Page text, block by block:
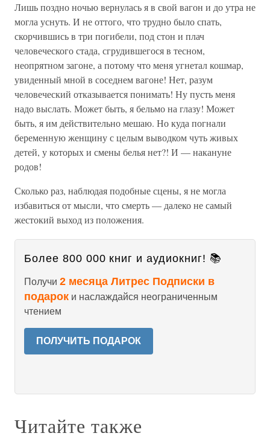
Лишь поздно ночью вернулась я в свой вагон и до утра не
могла уснуть. И не оттого, что трудно было спать,
скорчившись в три погибели, под стон и плач
человеческого стада, сгрудившегося в тесном,
неопрятном загоне, а потому что меня угнетал кошмар,
увиденный мной в соседнем вагоне! Нет, разум
человеческий отказывается понимать! Ну пусть меня
надо выслать. Может быть, я бельмо на глазу! Может
быть, я им действительно мешаю. Но куда погнали
беременную женщину с целым выводком чуть живых
детей, у которых и смены белья нет?! И — накануне
родов!
Сколько раз, наблюдая подобные сцены, я не могла
избавиться от мысли, что смерть — далеко не самый
жестокий выход из положения.
Более 800 000 книг и аудиокниг! 📚
Получи 2 месяца Литрес Подписки в
подарок и наслаждайся неограниченным
чтением
ПОЛУЧИТЬ ПОДАРОК
Читайте также